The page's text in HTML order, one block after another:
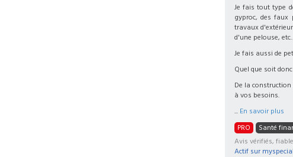
Je fais tout type
gyproc, des faux
travaux
d'une pelouse,
Je fais aussi de
Quel que soit
De la
à vos besoins.
... En savoir plus
PRO
Santé
Avis vérifiés,
Actif sur